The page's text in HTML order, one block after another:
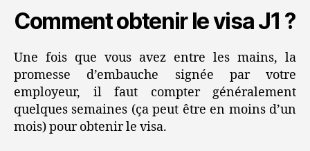
Comment obtenir le visa J1 ?
Une fois que vous avez entre les mains, la
promesse d’embauche signée par votre
employeur, il faut compter généralement
quelques semaines (ça peut être en moins d’un
mois) pour obtenir le visa.